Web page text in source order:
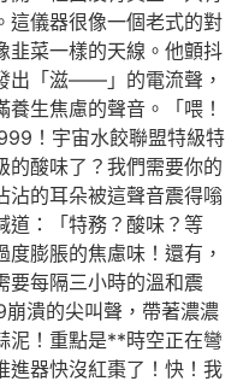
這儀器很像一個老式的對
韭菜一樣的天線。他顫抖
出「滋——」的電流聲，
生焦慮的聲音。「喂！
！宇宙水餃聯盟特級特
的酸味了？我們需要你的
沾的耳朵被這聲音震得嗡
道：「特務？酸味？等
膨脹的焦慮味！還有，
要每隔三小時的溫和震
潰的尖叫聲，帶著濃濃
泥！重點是**時空正在彎
進器快沒紅棗了！快！我